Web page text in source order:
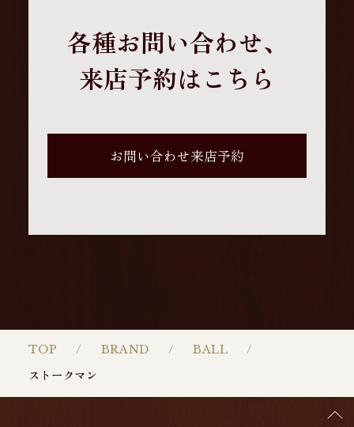
TOP BRAND
BALL
ストークマン
各種お問い合わせ、
来店予約はこちら
お問い合わせ来店予約